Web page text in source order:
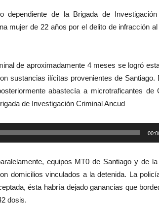
dependiente de la Brigada de
mujer de 22 años por el delito de infracción
de aproximadamente 4 meses se logró
sustancias ilícitas provenientes de Santiago.
abastecía a microtraficantes de
de Investigación Criminal Ancud
equipos MT0 de Santiago y de
domicilios vinculados a la detenida. La
ésta habría dejado ganancias que
dosis.